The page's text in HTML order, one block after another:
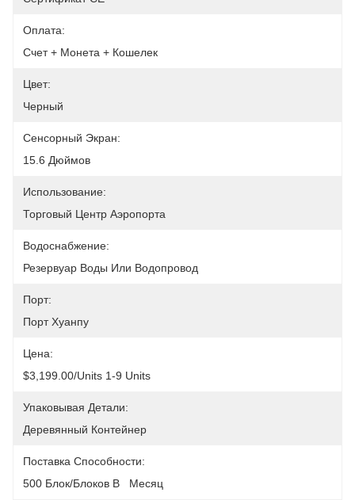
Оплата:
Счет + Монета + Кошелек
Цвет:
Черный
Сенсорный Экран:
15.6 Дюймов
Использование:
Торговый Центр Аэропорта
Водоснабжение:
Резервуар Воды Или Водопровод
Порт:
Порт Хуанпу
Цена:
$3,199.00/units 1-9 Units
Упаковывая Детали:
Деревянный Контейнер
Поставка Способности:
500 Блок/блоков В   Месяц